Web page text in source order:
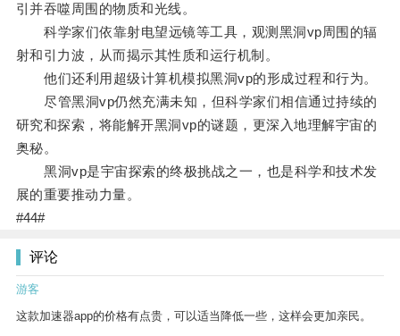
引并吞噬周围的物质和光线。
科学家们依靠射电望远镜等工具，观测黑洞vp周围的辐
射和引力波，从而揭示其性质和运行机制。
他们还利用超级计算机模拟黑洞vp的形成过程和行为。
尽管黑洞vp仍然充满未知，但科学家们相信通过持续的
研究和探索，将能解开黑洞vp的谜题，更深入地理解宇宙的
奥秘。
黑洞vp是宇宙探索的终极挑战之一，也是科学和技术发
展的重要推动力量。
#44#
评论
游客
这款加速器app的价格有点贵，可以适当降低一些，这样会更加亲民。